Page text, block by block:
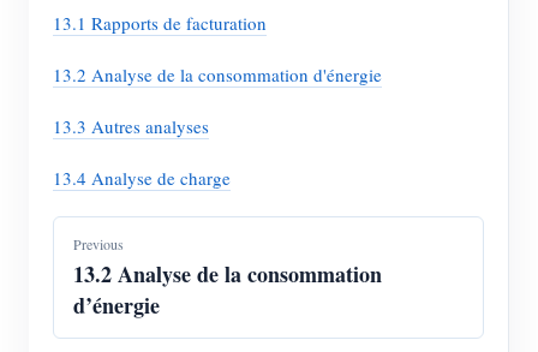
13.1 Rapports de facturation
13.2 Analyse de la consommation d'énergie
13.3 Autres analyses
13.4 Analyse de charge
Previous
13.2 Analyse de la consommation
d’énergie